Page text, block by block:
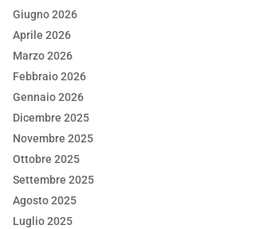
Giugno 2026
Aprile 2026
Marzo 2026
Febbraio 2026
Gennaio 2026
Dicembre 2025
Novembre 2025
Ottobre 2025
Settembre 2025
Agosto 2025
Luglio 2025